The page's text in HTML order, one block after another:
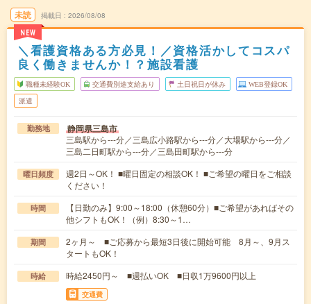
未読
NEW
掲載日 2026/08/08
＼看護資格ある方必見！／資格活かしてコスパ
良く働きませんか！？施設看護
職種未経験OK 交通費別途支給あり 土日祝日が休み WEB登録OK
派遣
勤務地 静岡県三島市
三島駅から---分／三島広小路駅から---分／大場駅から---分／
三島二日町駅から---分／三島田町駅から---分
曜日頻度
週2日～OK！ ■曜日固定の相談OK！ ■ご希望の曜日をご相談
ください！
時間
【日勤のみ】9:00～18:00（休憩60分）■ご希望があればその
他シフトもOK！（例）8:30～1…
期間
2ヶ月～ ■ご応募から最短3日後に開始可能 8月～、9月ス
タートもOK！
時給 時給2450円～ ■週払いOK ■日収1万9600円以上
交通費